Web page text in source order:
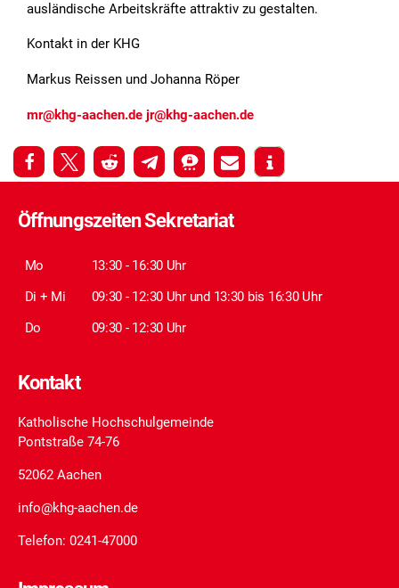
ausländische Arbeitskräfte attraktiv zu gestalten.
Kontakt in der KHG
Markus Reissen und Johanna Röper
mr@khg-aachen.de jr@khg-aachen.de
Öffnungszeiten Sekretariat
Mo
13:30 - 16:30 Uhr
Di + Mi
09:30 - 12:30 Uhr und 13:30 bis 16:30 Uhr
Do
09:30 - 12:30 Uhr
Kontakt
Katholische Hochschulgemeinde
Pontstraße 74-76
52062 Aachen
info@khg-aachen.de
Telefon: 0241-47000